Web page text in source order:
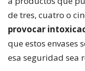
de tres, cuatro o
provocar
que estos envases
esa seguridad sea